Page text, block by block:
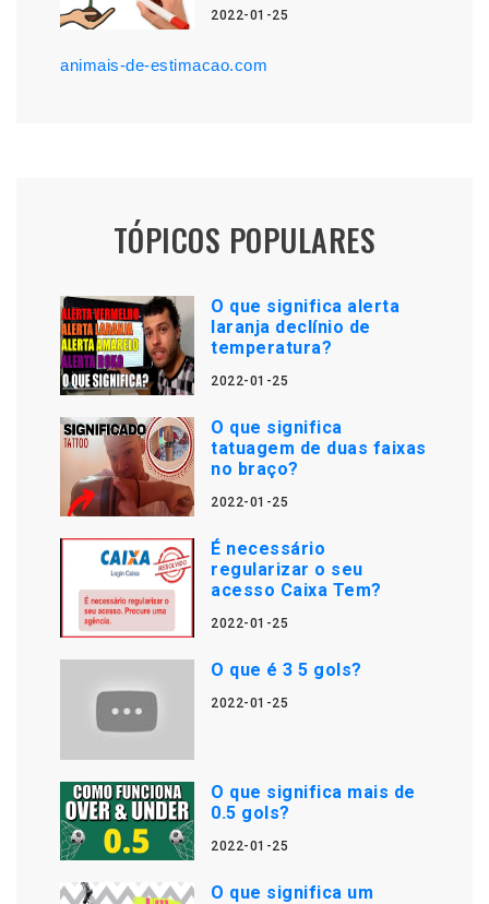
2022-01-25
animais-de-estimacao.com
TÓPICOS POPULARES
O que significa alerta
laranja declínio de
temperatura?
2022-01-25
O que significa
tatuagem de duas faixas
no braço?
2022-01-25
É necessário
regularizar o seu
acesso Caixa Tem?
2022-01-25
O que é 3 5 gols?
2022-01-25
O que significa mais de
0.5 gols?
2022-01-25
O que significa um